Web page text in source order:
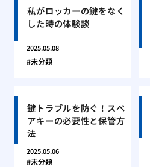
私がロッカーの鍵をなく
した時の体験談
2025.05.08
未分類
鍵トラブルを防ぐ！スペ
アキーの必要性と保管方
法
2025.05.06
未分類